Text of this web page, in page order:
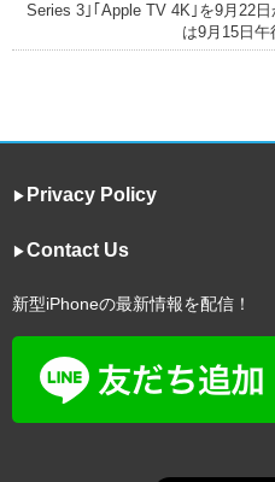
Series 3｣｢Apple TV 4K｣を9月22
は9月15日午
▶︎ Privacy Policy
▶︎Contact Us
新型iPhoneの最新情報を配信！